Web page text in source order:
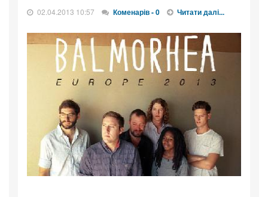
02.04.2013 10:57 Коменарів - 0 Читати далі...